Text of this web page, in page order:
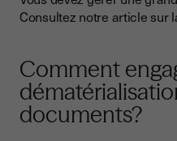
Consultez notre article sur
Comment
documents?